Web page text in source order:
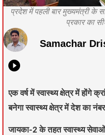
प्रदेश में पहली बार मुख्यमंत्री
प्रकार का
Samachar
एक वर्ष में स्वास्थ्य क्षेत्र में होंगे
बनेगा स्वास्थ्य क्षेत्र में देश का
जायका-2 के तहत स्वास्थ्य